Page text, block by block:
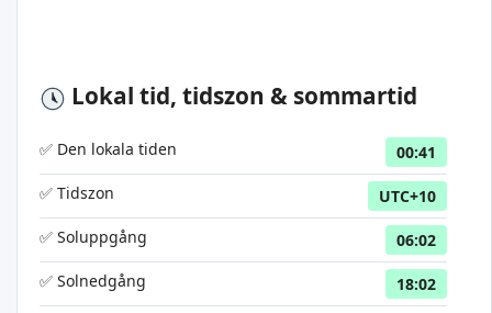
Lokal tid, tidszon & sommartid
✅ Den lokala tiden
00:41
✅ Tidszon
UTC+10
✅ Soluppgång
06:02
✅ Solnedgång
18:02